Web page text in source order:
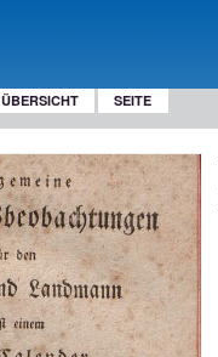
ÜBERSICHT SEITE